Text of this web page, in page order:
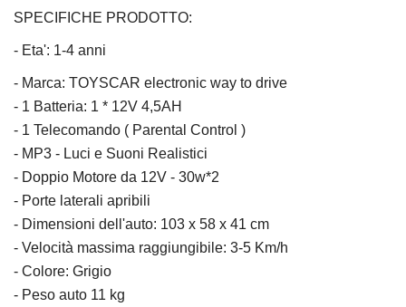
SPECIFICHE PRODOTTO:
- Eta': 1-4 anni
- Marca: TOYSCAR electronic way to drive
- 1 Batteria: 1 * 12V 4,5AH
- 1 Telecomando ( Parental Control )
- MP3 - Luci e Suoni Realistici
- Doppio Motore da 12V - 30w*2
- Porte laterali apribili
- Dimensioni dell'auto: 103 x 58 x 41 cm
- Velocità massima raggiungibile: 3-5 Km/h
- Colore: Grigio
- Peso auto 11 kg